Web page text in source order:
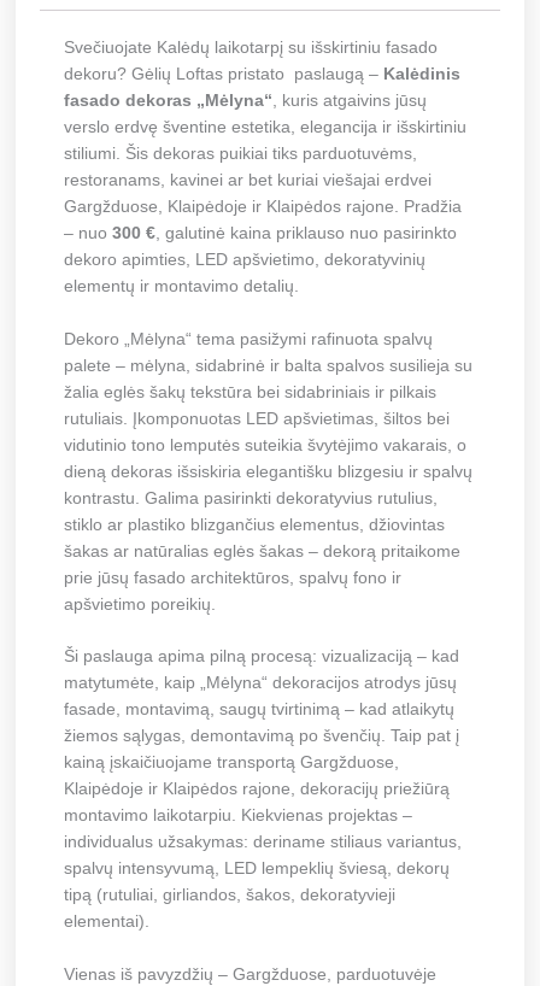
Svečiuojate Kalėdų laikotarpį su išskirtiniu fasado
dekoru? Gėlių Loftas pristato paslaugą – Kalėdinis
fasado dekoras „Mėlyna“ , kuris atgaivins jūsų
verslo erdvę šventine estetika, elegancija ir išskirtiniu
stiliumi. Šis dekoras puikiai tiks parduotuvėms,
restoranams, kavinei ar bet kuriai viešajai erdvei
Gargžduose, Klaipėdoje ir Klaipėdos rajone. Pradžia
– nuo300 € , galutinė kaina priklauso nuo pasirinkto
dekoro apimties, LED apšvietimo, dekoratyvinių
elementų ir montavimo detalių.
Dekoro „Mėlyna“ tema pasižymi rafinuota spalvų
palete – mėlyna, sidabrinė ir balta spalvos susilieja su
žalia eglės šakų tekstūra bei sidabriniais ir pilkais
rutuliais. Įkomponuotas LED apšvietimas, šiltos bei
vidutinio tono lemputės suteikia švytėjimo vakarais, o
dieną dekoras išsiskiria elegantišku blizgesiu ir spalvų
kontrastu. Galima pasirinkti dekoratyvius rutulius,
stiklo ar plastiko blizgančius elementus, džiovintas
šakas ar natūralias eglės šakas – dekorą pritaikome
prie jūsų fasado architektūros, spalvų fono ir
apšvietimo poreikių.
Ši paslauga apima pilną procesą: vizualizaciją – kad
matytumėte, kaip „Mėlyna“ dekoracijos atrodys jūsų
fasade, montavimą, saugų tvirtinimą – kad atlaikytų
žiemos sąlygas, demontavimą po švenčių. Taip pat į
kainą įskaičiuojame transportą Gargžduose,
Klaipėdoje ir Klaipėdos rajone, dekoracijų priežiūrą
montavimo laikotarpiu. Kiekvienas projektas –
individualus užsakymas: deriname stiliaus variantus,
spalvų intensyvumą, LED lempeklių šviesą, dekorų
tipą (rutuliai, girliandos, šakos, dekoratyvieji
elementai).
Vienas iš pavyzdžių – Gargžduose, parduotuvėje